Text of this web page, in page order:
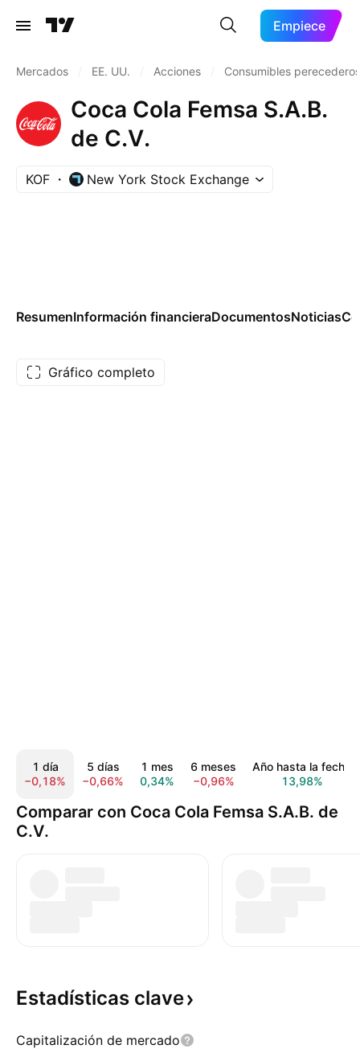
Empiece
Mercados EE. UU. Acciones Consumibles perecederos
Coca Cola Femsa S.A.B.
de C.V.
KOF New York Stock Exchange
ResumenInformación financieraDocumentosNoticias
Gráfico completo
1 día
−0,18%
5 días
−0,66%
1 mes
0,34%
6 meses
−0,96%
Año hasta la fecha
13,98%
Comparar con Coca Cola Femsa S.A.B. de
C.V.
Estadísticas clave
Capitalización de mercado